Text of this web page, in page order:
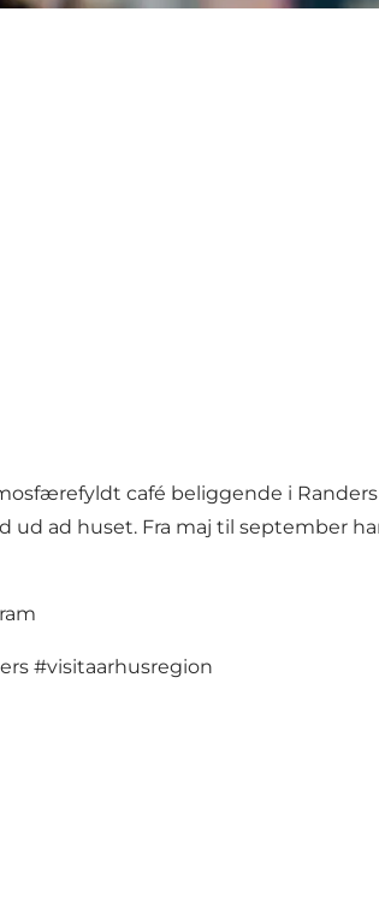
café beliggende i
ud ad huset. Fra maj til september
#visitaarhusregion